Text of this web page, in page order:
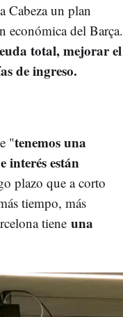
Cabeza un plan
económica del Barça.
total, mejorar el
de ingreso.
"tenemos una
interés están
plazo que a corto
tiempo, más
tiene una